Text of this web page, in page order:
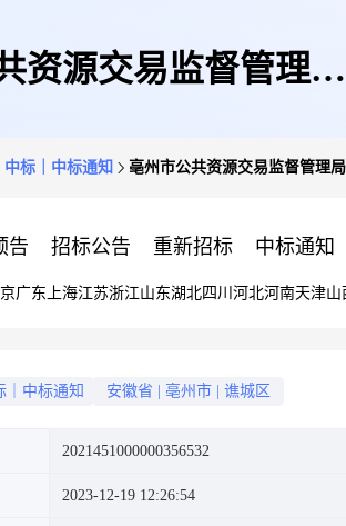
资源交易监督管理局
中标｜中标通知 亳州市公共资源交易监督管理
告 招标公告 重新招标 中标通知
广东 上海江苏浙江山东湖北四川 河北河南天津山
｜中标通知 安徽省 亳州市 谯城区
2021451000000356532
2023-12-19 12:26:54